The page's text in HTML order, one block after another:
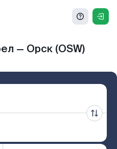
— Орск (OSW)